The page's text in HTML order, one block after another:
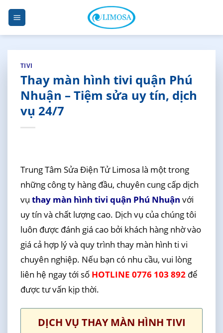
Skip
content
TIVI
Thay màn hình tivi quận Phú
Nhuận – Tiệm sửa uy tín, dịch
vụ 24/7
Trung Tâm Sửa Điện Tử Limosa là một trong
những công ty hàng đầu, chuyên cung cấp dịch
vụ thay màn hình tivi quận Phú Nhuận với
uy tín và chất lượng cao. Dịch vụ của chúng tôi
luôn được đánh giá cao bởi khách hàng nhờ vào
giá cả hợp lý và quy trình thay màn hình ti vi
chuyên nghiệp. Nếu bạn có nhu cầu, vui lòng
liên hệ ngay tới số HOTLINE 0776 103 892để
được tư vấn kịp thời.
DỊCH VỤ THAY MÀN HÌNH TIVI